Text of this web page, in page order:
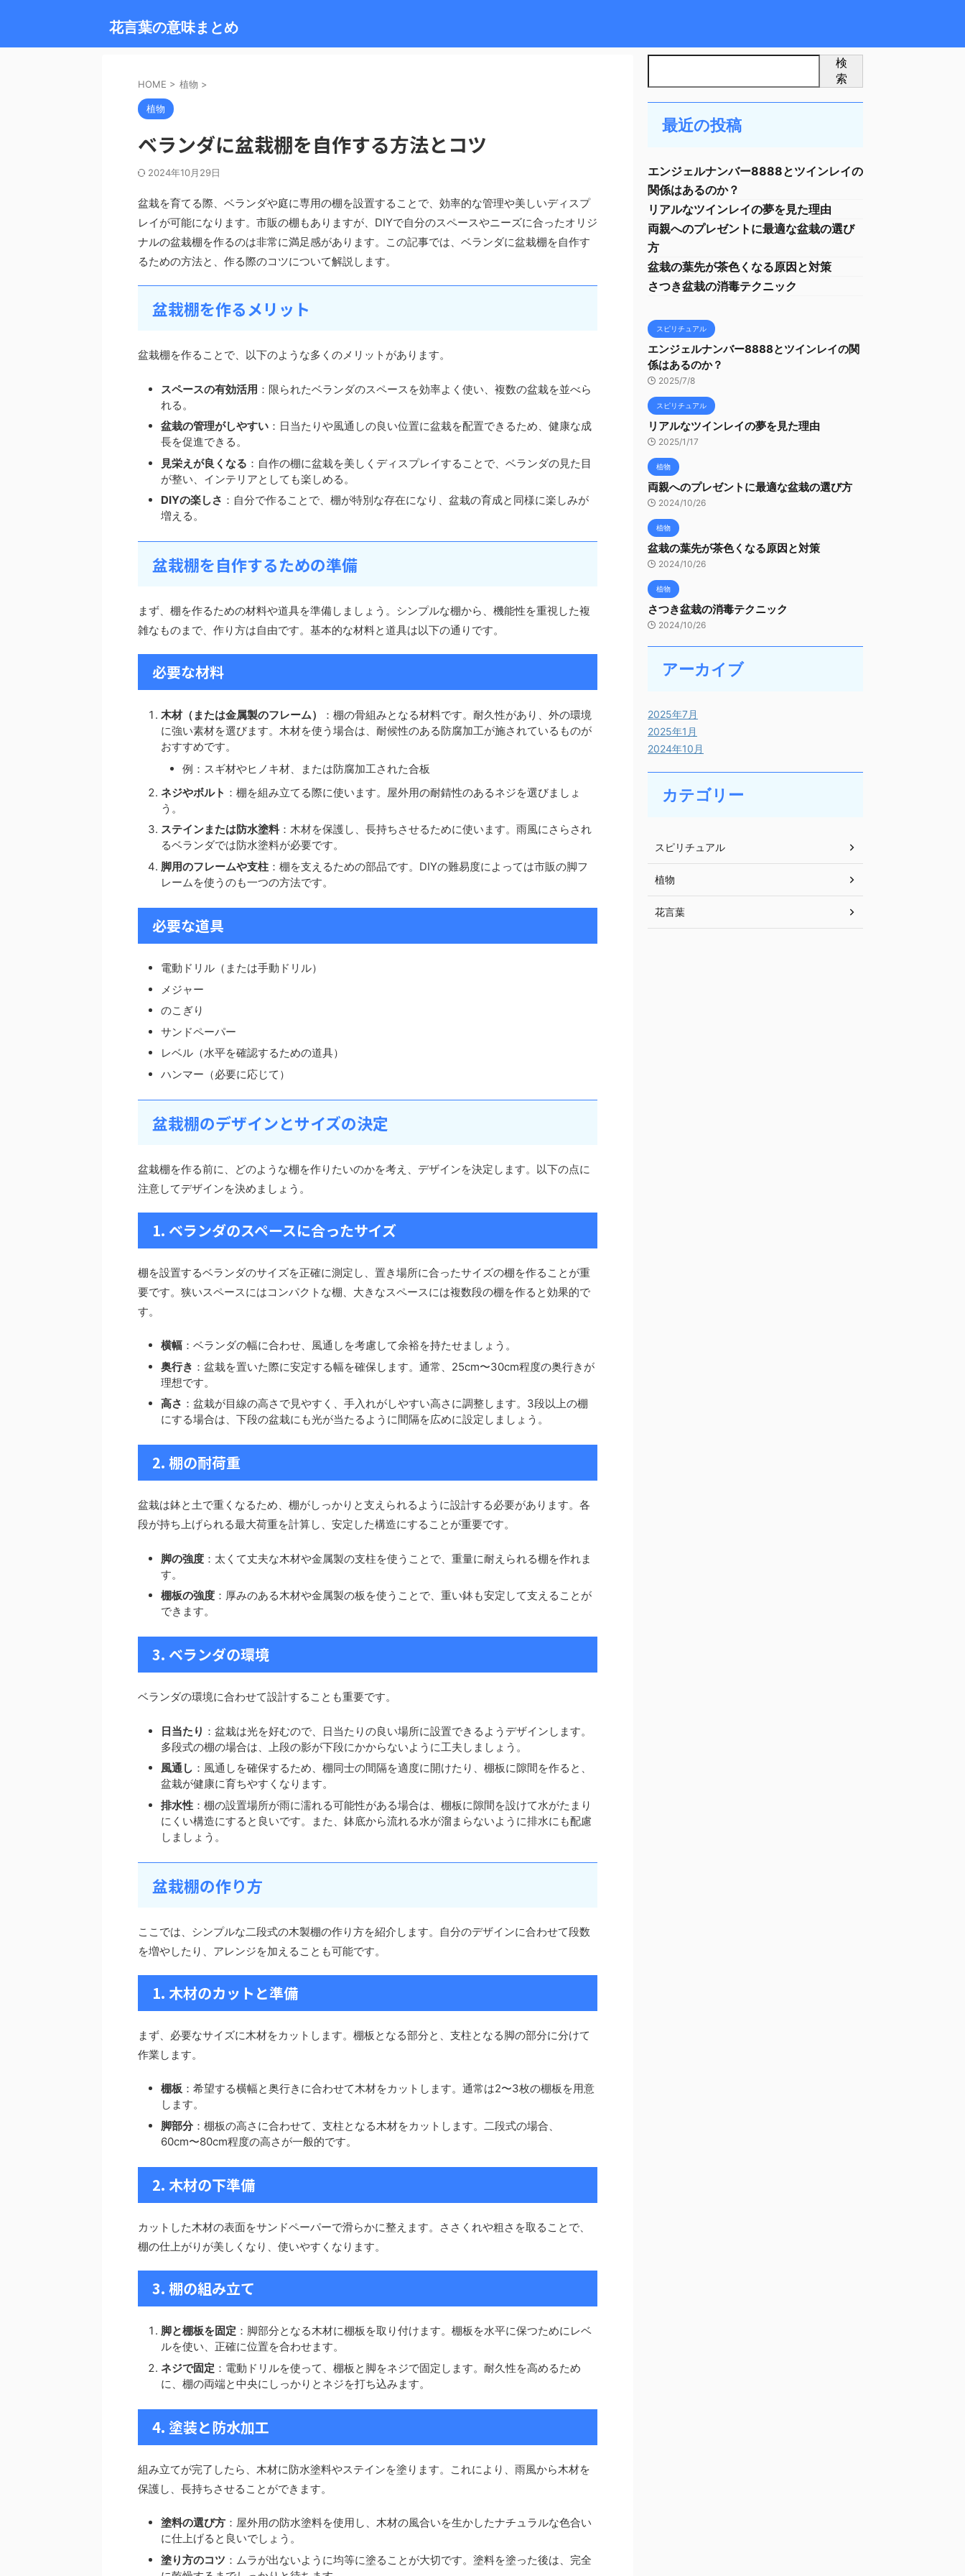
花言葉の意味まとめ
HOME > 植物 >
植物
ベランダに盆栽棚を自作する方法とコツ
2024年10月29日
盆栽を育てる際、ベランダや庭に専用の棚を設置することで、効率的な管理や美しいディスプ
レイが可能になります。市販の棚もありますが、DIYで自分のスペースやニーズに合ったオリジ
ナルの盆栽棚を作るのは非常に満足感があります。この記事では、ベランダに盆栽棚を自作す
るための方法と、作る際のコツについて解説します。
盆栽棚を作るメリット
盆栽棚を作ることで、以下のような多くのメリットがあります。
スペースの有効活用 ：限られたベランダのスペースを効率よく使い、複数の盆栽を並べら
れる。
盆栽の管理がしやすい ：日当たりや風通しの良い位置に盆栽を配置できるため、健康な成
長を促進できる。
見栄えが良くなる ：自作の棚に盆栽を美しくディスプレイすることで、ベランダの見た目
が整い、インテリアとしても楽しめる。
DIYの楽しさ ：自分で作ることで、棚が特別な存在になり、盆栽の育成と同様に楽しみが
増える。
盆栽棚を自作するための準備
まず、棚を作るための材料や道具を準備しましょう。シンプルな棚から、機能性を重視した複
雑なものまで、作り方は自由です。基本的な材料と道具は以下の通りです。
必要な材料
木材（または金属製のフレーム）
：棚の骨組みとなる材料です。耐久性があり、外の環境
に強い素材を選びます。木材を使う場合は、耐候性のある防腐加工が施されているものが
おすすめです。
例：スギ材やヒノキ材、または防腐加工された合板
ネジやボルト ：棚を組み立てる際に使います。屋外用の耐錆性のあるネジを選びましょ
う。
ステインまたは防水塗料 ：木材を保護し、長持ちさせるために使います。雨風にさらされ
るベランダでは防水塗料が必要です。
脚用のフレームや支柱 ：棚を支えるための部品です。DIYの難易度によっては市販の脚フ
レームを使うのも一つの方法です。
必要な道具
電動ドリル（または手動ドリル）
メジャー
のこぎり
サンドペーパー
レベル（水平を確認するための道具）
ハンマー（必要に応じて）
盆栽棚のデザインとサイズの決定
盆栽棚を作る前に、どのような棚を作りたいのかを考え、デザインを決定します。以下の点に
注意してデザインを決めましょう。
1. ベランダのスペースに合ったサイズ
棚を設置するベランダのサイズを正確に測定し、置き場所に合ったサイズの棚を作ることが重
要です。狭いスペースにはコンパクトな棚、大きなスペースには複数段の棚を作ると効果的で
す。
横幅 ：ベランダの幅に合わせ、風通しを考慮して余裕を持たせましょう。
奥行き ：盆栽を置いた際に安定する幅を確保します。通常、25cm〜30cm程度の奥行きが
理想です。
高さ ：盆栽が目線の高さで見やすく、手入れがしやすい高さに調整します。3段以上の棚
にする場合は、下段の盆栽にも光が当たるように間隔を広めに設定しましょう。
2. 棚の耐荷重
盆栽は鉢と土で重くなるため、棚がしっかりと支えられるように設計する必要があります。各
段が持ち上げられる最大荷重を計算し、安定した構造にすることが重要です。
脚の強度 ：太くて丈夫な木材や金属製の支柱を使うことで、重量に耐えられる棚を作れま
す。
棚板の強度 ：厚みのある木材や金属製の板を使うことで、重い鉢も安定して支えることが
できます。
3. ベランダの環境
ベランダの環境に合わせて設計することも重要です。
日当たり ：盆栽は光を好むので、日当たりの良い場所に設置できるようデザインします。
多段式の棚の場合は、上段の影が下段にかからないように工夫しましょう。
風通し ：風通しを確保するため、棚同士の間隔を適度に開けたり、棚板に隙間を作ると、
盆栽が健康に育ちやすくなります。
排水性 ：棚の設置場所が雨に濡れる可能性がある場合は、棚板に隙間を設けて水がたまり
にくい構造にすると良いです。また、鉢底から流れる水が溜まらないように排水にも配慮
しましょう。
盆栽棚の作り方
ここでは、シンプルな二段式の木製棚の作り方を紹介します。自分のデザインに合わせて段数
を増やしたり、アレンジを加えることも可能です。
1. 木材のカットと準備
まず、必要なサイズに木材をカットします。棚板となる部分と、支柱となる脚の部分に分けて
作業します。
棚板 ：希望する横幅と奥行きに合わせて木材をカットします。通常は2〜3枚の棚板を用意
します。
脚部分：棚板の高さに合わせて、支柱となる木材をカットします。二段式の場合、
60cm〜80cm程度の高さが一般的です。
2. 木材の下準備
カットした木材の表面をサンドペーパーで滑らかに整えます。ささくれや粗さを取ることで、
棚の仕上がりが美しくなり、使いやすくなります。
3. 棚の組み立て
脚と棚板を固定 ：脚部分となる木材に棚板を取り付けます。棚板を水平に保つためにレベ
ルを使い、正確に位置を合わせます。
ネジで固定 ：電動ドリルを使って、棚板と脚をネジで固定します。耐久性を高めるため
に、棚の両端と中央にしっかりとネジを打ち込みます。
4. 塗装と防水加工
組み立てが完了したら、木材に防水塗料やステインを塗ります。これにより、雨風から木材を
保護し、長持ちさせることができます。
塗料の選び方 ：屋外用の防水塗料を使用し、木材の風合いを生かしたナチュラルな色合い
に仕上げると良いでしょう。
塗り方のコツ ：ムラが出ないように均等に塗ることが大切です。塗料を塗った後は、完全
検
索
最近の投稿
エンジェルナンバー8888とツインレイの
関係はあるのか？
リアルなツインレイの夢を見た理由
両親へのプレゼントに最適な盆栽の選び
方
盆栽の葉先が茶色くなる原因と対策
さつき盆栽の消毒テクニック
スピリチュアル
エンジェルナンバー8888とツインレイの関
係はあるのか？
2025/7/8
スピリチュアル
リアルなツインレイの夢を見た理由
2025/1/17
植物
両親へのプレゼントに最適な盆栽の選び方
2024/10/26
植物
盆栽の葉先が茶色くなる原因と対策
2024/10/26
植物
さつき盆栽の消毒テクニック
2024/10/26
アーカイブ
2025年7月
2025年1月
2024年10月
カテゴリー
スピリチュアル
植物
花言葉